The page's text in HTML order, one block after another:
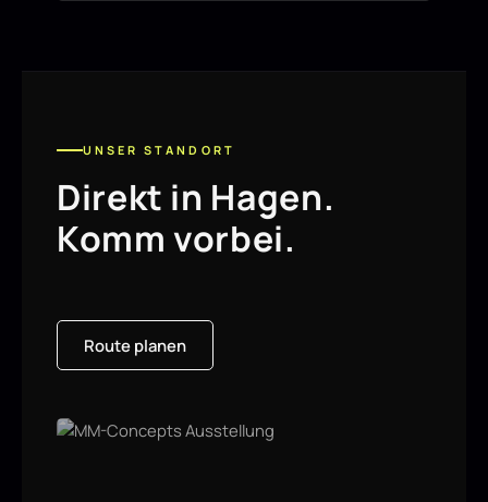
UNSER STANDORT
Direkt in Hagen.
Komm vorbei.
Route planen